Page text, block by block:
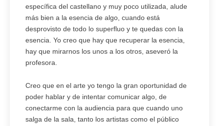
específica del castellano y muy poco utilizada, alude
más bien a la esencia de algo, cuando está
desprovisto de todo lo superfluo y te quedas con la
esencia. Yo creo que hay que recuperar la esencia,
hay que mirarnos los unos a los otros, aseveró la
profesora.
Creo que en el arte yo tengo la gran oportunidad de
poder hablar y de intentar comunicar algo, de
conectarme con la audiencia para que cuando uno
salga de la sala, tanto los artistas como el público